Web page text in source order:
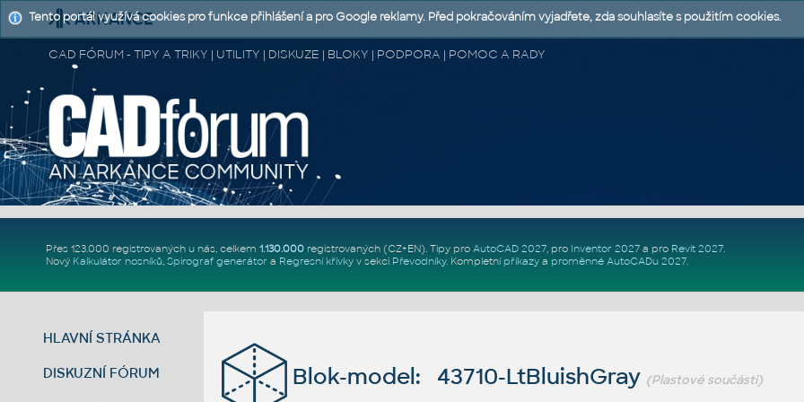
CAD FÓRUM - TIPY A TRIKY | UTILITY | DISKUZE | BLOKY | PODPORA | POMOC A RADY
Přes 123.000 registrovaných u nás, celkem 1.130.000registrovaných (CZ+EN). Tipy pro AutoCAD 2027, pro Inventor 2027a pro Revit 2027.
Nový Kalkulátor nosníků, Spirograf generátor a Regresní křivkyv sekci Převodníky. Kompletní příkazya proměnné AutoCADu 2027.
HLAVNÍ STRÁNKA
DISKUZNÍ FÓRUM Blok-model: 43710-LtBluishGray (Plastové součásti)
Tento portál využívá cookies pro funkce přihlášení a pro Google reklamy. Před pokračováním vyjadřete, zda souhlasíte s použitím cookies.